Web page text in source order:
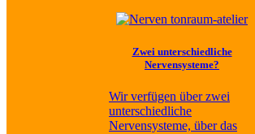
Zwei unterschiedliche
Nervensysteme?
Wir verfügen über zwei
unterschiedliche
Nervensysteme, über das